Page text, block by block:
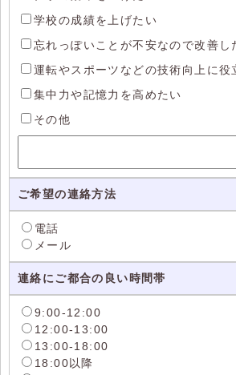
学校の成績を上げたい
忘れっぽいことが不安なので改善し
運転やスポーツなどの技術向上に役
集中力や記憶力を高めたい
その他
ご希望の連絡方法
電話
メール
連絡にご都合の良い時間帯
9:00-12:00
12:00-13:00
13:00-18:00
18:00以降